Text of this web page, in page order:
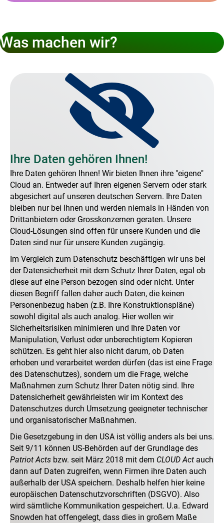
Was machen wir?
Ihre Daten gehören Ihnen!
Ihre Daten gehören Ihnen! Wir bieten Ihnen ihre "eigene"
Cloud an. Entweder auf Ihren eigenen Servern oder stark
abgesichert auf unseren deutschen Servern. Ihre Daten
bleiben nur bei Ihnen und werden niemals in Händen von
Drittanbietern oder Grosskonzernen geraten. Unsere
Cloud-Lösungen sind offen für unsere Kunden und die
Daten sind nur für unsere Kunden zugängig.
Im Vergleich zum Datenschutz beschäftigen wir uns bei
der Datensicherheit mit dem Schutz Ihrer Daten, egal ob
diese auf eine Person bezogen sind oder nicht. Unter
diesen Begriff fallen daher auch Daten, die keinen
Personenbezug haben (z.B. Ihre Konstruktionspläne)
sowohl digital als auch analog. Hier wollen wir
Sicherheitsrisiken minimieren und Ihre Daten vor
Manipulation, Verlust oder unberechtigtem Kopieren
schützen. Es geht hier also nicht darum, ob Daten
erhoben und verarbeitet werden dürfen (das ist eine Frage
des Datenschutzes), sondern um die Frage, welche
Maßnahmen zum Schutz Ihrer Daten nötig sind. Ihre
Datensicherheit gewährleisten wir im Kontext des
Datenschutzes durch Umsetzung geeigneter technischer
und organisatorischer Maßnahmen.
Die Gesetzgebung in den USA ist völlig anders als bei uns.
Seit 9/11 können US-Behörden auf der Grundlage des
Patriot Acts bzw. seit März 2018 mit dem CLOUD Act auch
dann auf Daten zugreifen, wenn Firmen ihre Daten auch
außerhalb der USA speichern. Deshalb helfen hier keine
europäischen Datenschutzvorschriften (DSGVO). Also
wird sämtliche Kommunikation gespeichert. U.a. Edward
Snowden hat offengelegt, dass dies in großem Maße